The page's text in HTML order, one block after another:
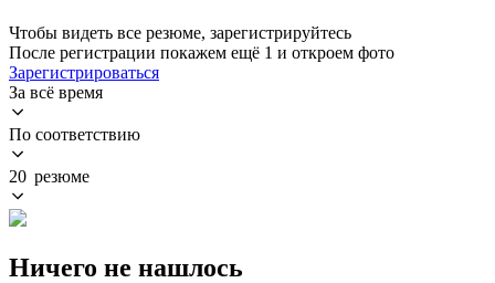
Чтобы видеть все резюме, зарегистрируйтесь
После регистрации покажем ещё 1 и откроем фото
Зарегистрироваться
За всё время
По соответствию
20 резюме
Ничего не нашлось